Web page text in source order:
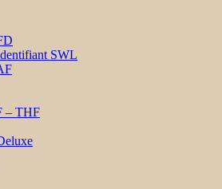
SWL
– THF